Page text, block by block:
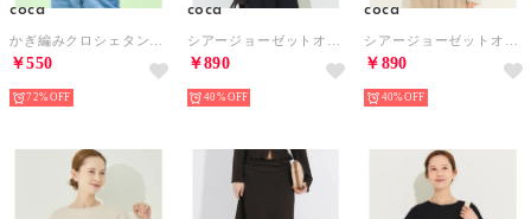
coca
￥550
72%
coca
￥890
40%
coca
￥890
40%